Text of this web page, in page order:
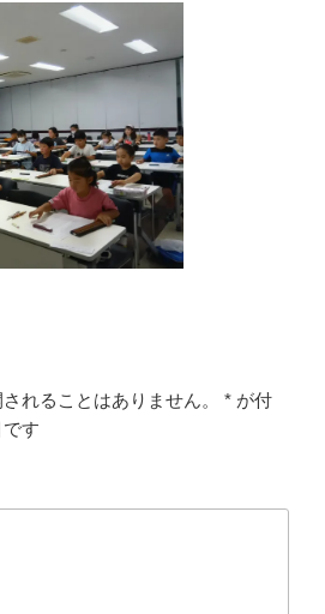
れることはありません。 * が付
す